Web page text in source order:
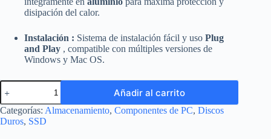
disipación del calor.
Instalación : Sistema de instalación fácil y uso Plug
and Play , compatible con múltiples versiones de
Windows y Mac OS.
Case
Externo
para
Disco
Duro
Añadir al carrito
Categorías: Almacenamiento, Componentes de PC, Discos
Duros, SSD